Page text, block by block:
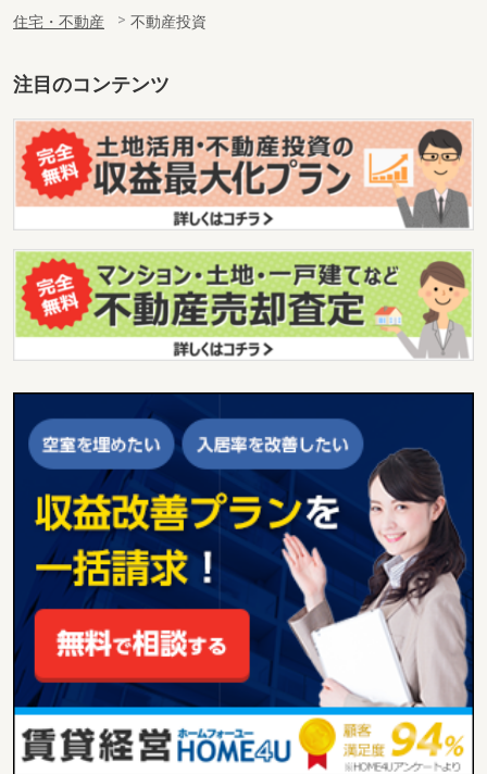
住宅・不動産 不動産投資
注目のコンテンツ